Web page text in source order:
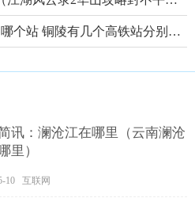
站 铜陵有几个高铁站分别在哪
讯：澜沧江在哪里（云南澜沧
里）
10 互联网